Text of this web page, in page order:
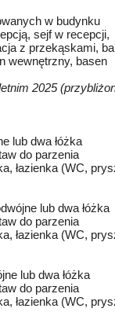
w budynku
sejf w recepcji,
z przekąskami,
wewnętrzny, basen
2025
lub dwa łóżka
do parzenia
łazienka (WC,
lub dwa łóżka
do parzenia
łazienka (WC,
lub dwa łóżka
do parzenia
łazienka (WC,